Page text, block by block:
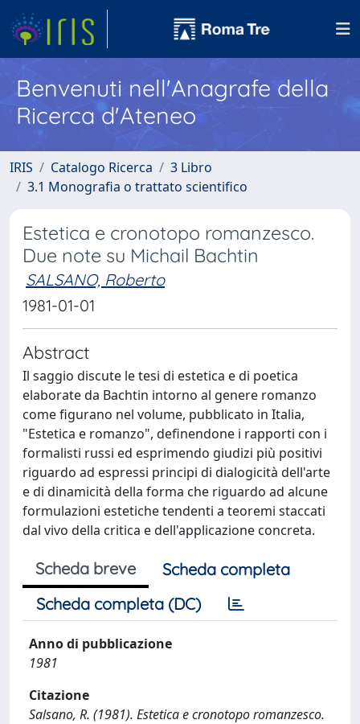
Benvenuti nell'Anagrafe della
Ricerca d'Ateneo
IRIS Catalogo Ricerca
3 Libro
3.1 Monografia o trattato scientifico
Estetica e cronotopo romanzesco.
Due note su Michail Bachtin
SALSANO, Roberto
1981-01-01
Abstract
Il saggio discute le tesi di estetica e di poetica
elaborate da Bachtin intorno al genere romanzo
come figurano nel volume, pubblicato in Italia,
"Estetica e romanzo", definendone i rapporti con i
formalisti russi ed esprimendo giudizi più positivi
riguardo ad espressi principi di dialogicità dell'arte
e di dinamicità della forma che riguardo ad alcune
formulazioni estetiche tendenti a teoremi staccati
dal vivo della critica e dell'applicazione concreta.
Scheda breve
Scheda completa
Scheda completa (DC)
Anno di pubblicazione
1981
Citazione
Salsano, R. (1981). Estetica e cronotopo romanzesco.